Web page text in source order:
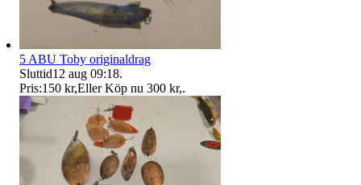
5 ABU Toby originaldrag
Sluttid12 aug 09:18.
Pris:150 kr,Eller Köp nu 300 kr,.